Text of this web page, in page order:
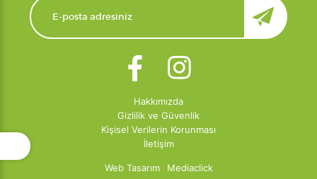
Hakkımızda
Gizlilik ve Güvenlik
Kişisel Verilerin Korunması
İletişim
Web Tasarım Mediaclick